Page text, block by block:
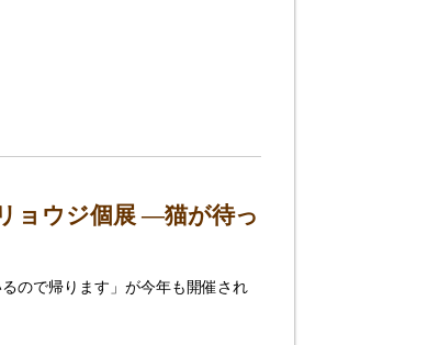
ョウジ個展 ―猫が待っ
ので帰ります」が今年も開催され